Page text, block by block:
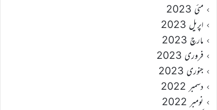
مئی 2023
اپریل 2023
مارچ 2023
فروری 2023
جنوری 2023
دسمبر 2022
نومبر 2022